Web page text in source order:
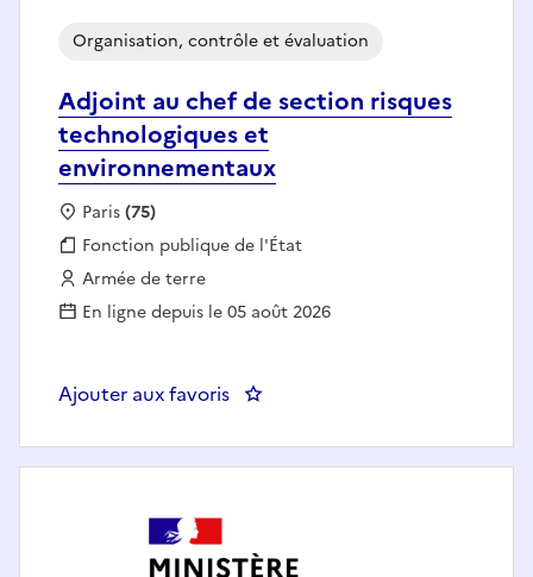
Adjoint au chef de section risques
technologiques et
environnementaux
Organisation, contrôle et évaluation
Localisation :
Paris(75)
Fonction publique :
Fonction publique de l'État
Employeur :
Armée de terre
En ligne depuis le 05 août 2026
Ajouter aux favoris : Adjoint au chef de section